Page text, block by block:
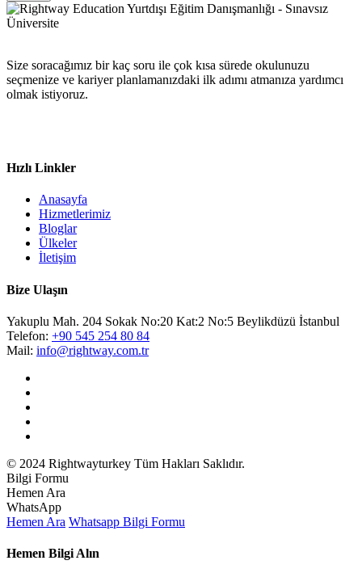
Size soracağımız bir kaç soru ile çok kısa sürede okulunuzu
seçmenize ve kariyer planlamanızdaki ilk adımı atmanıza yardımcı
olmak istiyoruz.
Hızlı Linkler
Anasayfa
Hizmetlerimiz
Bloglar
Ülkeler
İletişim
Bize Ulaşın
Yakuplu Mah. 204 Sokak No:20 Kat:2 No:5 Beylikdüzü İstanbul
Telefon: +90 545 254 80 84
Mail: info@rightway.com.tr
© 2024 Rightwayturkey Tüm Hakları Saklıdır.
Bilgi Formu
Hemen Ara
WhatsApp
Hemen Ara Whatsapp Bilgi Formu
Hemen Bilgi Alın